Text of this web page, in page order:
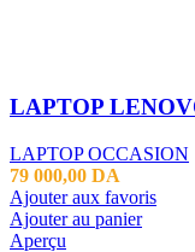
LAPTOP OCCASION
79 000,00 DA
Ajouter aux favoris
Ajouter au panier
Aperçu